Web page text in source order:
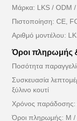
Μάρκα: LKS / ODM /
Πιστοποίηση: CE,
Αριθμό μοντέλου:
Όροι πληρωμής
Ποσότητα
Συσκευασία
ξύλινο κουτί
Χρόνος
Όροι πληρωμής: Μ